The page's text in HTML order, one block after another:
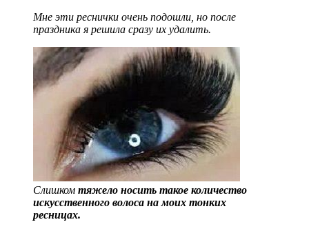
Мне эти реснички очень подошли, но после
праздника я решила сразу их удалить.
Слишком тяжело носить такое количество
искусственного волоса на моих тонких
ресницах.